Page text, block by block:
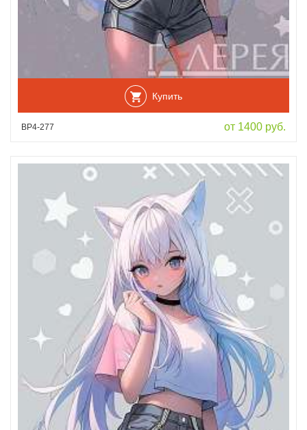
Купить
ВР4-277 от 1400 руб.